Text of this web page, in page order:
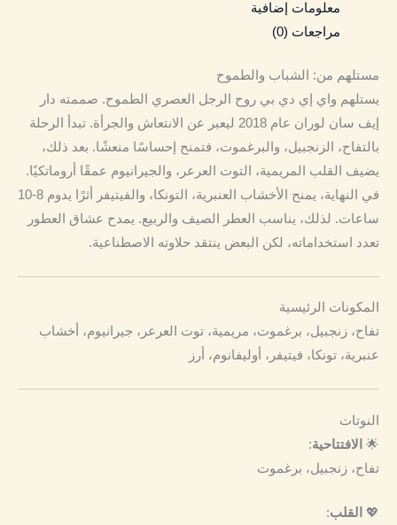
معلومات إضافية
مراجعات (0)
مستلهم من: الشباب والطموح
يستلهم واي إي دي بي روح الرجل العصري الطموح. صممته دار
إيف سان لوران عام 2018 ليعبر عن الانتعاش والجرأة. تبدأ الرحلة
بالتفاح، الزنجبيل، والبرغموت، فتمنح إحساسًا منعشًا. بعد ذلك،
يضيف القلب المريمية، التوت العرعر، والجيرانيوم عمقًا أروماتكيًا.
في النهاية، يمنح الأخشاب العنبرية، التونكا، والفيتيفر أثرًا يدوم 8-10
ساعات. لذلك، يناسب العطر الصيف والربيع. يمدح عشاق العطور
تعدد استخداماته، لكن البعض ينتقد حلاوته الاصطناعية.
المكونات الرئيسية
تفاح، زنجبيل، برغموت، مريمية، توت العرعر، جيرانيوم، أخشاب
عنبرية، تونكا، فيتيفر، أوليفانوم، أرز
النوتات
🌟 الافتتاحية:
تفاح، زنجبيل، برغموت
💖 القلب: